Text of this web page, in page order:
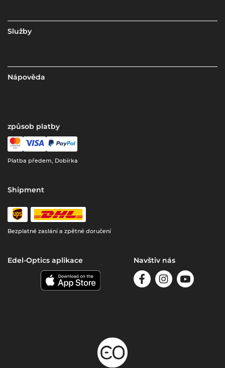
Služby
Nápověda
způsob platby
Platba předem, Dobírka
Shipment
Bezplatné zaslání a zpětné doručení
Edel-Optics aplikace Navštiv nás